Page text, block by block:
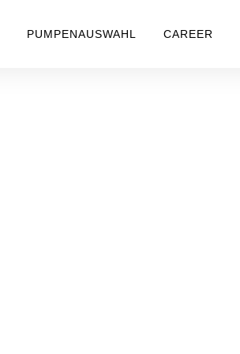
PUMPENAUSWAHL CAREER